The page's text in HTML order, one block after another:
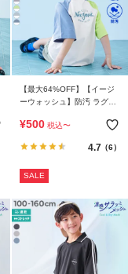
【最大64%OFF】【イージ
ーウォッシュ】防汚 ラグラ
¥500 税込〜
4.7（6）
SALE